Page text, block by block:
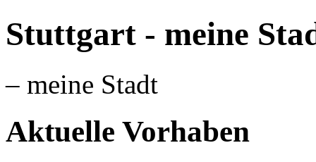
Stuttgart - meine
– meine Stadt
Aktuelle Vorhaben